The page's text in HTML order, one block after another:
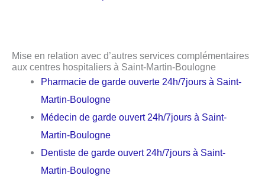
Mise en relation avec d’autres services complémentaires
aux centres hospitaliers à Saint-Martin-Boulogne
Pharmacie de garde ouverte 24h/7jours à Saint-
Martin-Boulogne
Médecin de garde ouvert 24h/7jours à Saint-
Martin-Boulogne
Dentiste de garde ouvert 24h/7jours à Saint-
Martin-Boulogne